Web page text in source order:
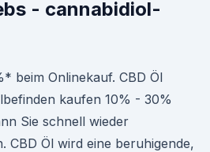
- cannabidiol-
beim Onlinekauf. CBD Öl
kaufen 10% - 30%
Sie schnell wieder
CBD Öl wird eine beruhigende,